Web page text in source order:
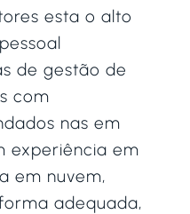
esta o alto
de gestão de
com
nas em
experiência em
em nuvem,
adequada,